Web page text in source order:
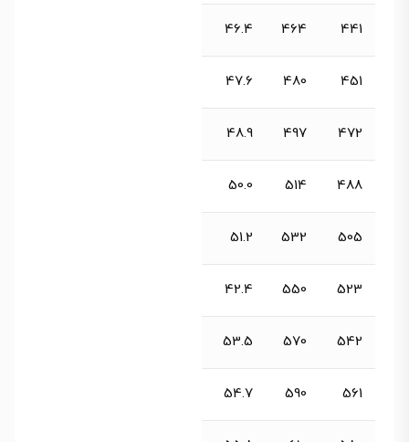
441
464
46.4
451
480
47.6
472
497
48.9
488
514
50.0
505
532
51.2
523
550
42.4
542
570
53.5
561
590
54.7